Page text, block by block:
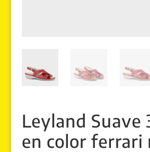
Leyland Suave
en color ferrari